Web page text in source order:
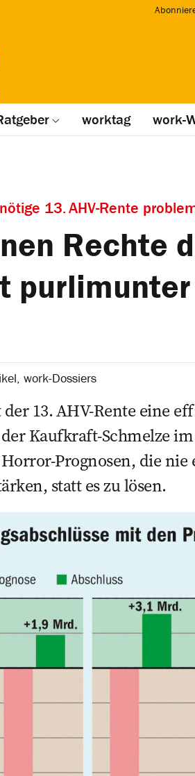
worktag work-
13. AHV-Rente
Rechte
purlimunter
, work-Dossiers
13. AHV-Rente eine
Kaufkraft-Schmelze
­Prognosen, die
statt es zu lösen.